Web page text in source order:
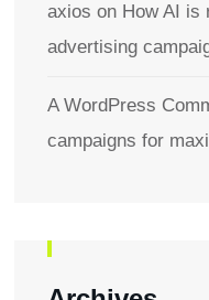
axios on How AI is
advertising
A WordPress
campaigns for